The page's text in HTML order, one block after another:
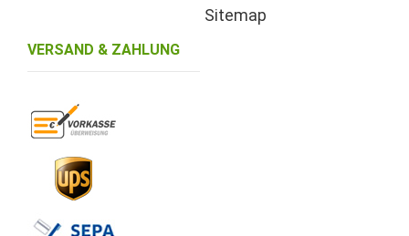
Sitemap
VERSAND & ZAHLUNG